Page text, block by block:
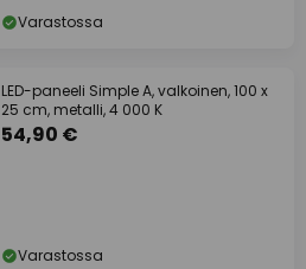
Varastossa
LED-paneeli Simple A, valkoinen, 100 x
25 cm, metalli, 4 000 K
54,90 €
Varastossa